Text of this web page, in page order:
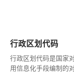
行政区划代码
行政区划代码是国家
用信息化手段编制的